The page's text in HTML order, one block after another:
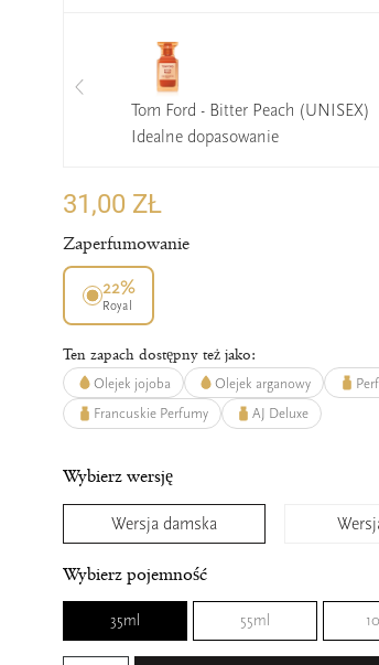
Tom Ford - Bitter Peach (UNISEX)
Idealne dopasowanie
31,00 ZŁ
Zaperfumowanie
22%
Royal
Ten zapach dostępny też jako:
Olejek jojoba Olejek arganowy
Francuskie Perfumy
AJ Deluxe
Wybierz wersję
Wersja damska
Wybierz pojemność
35ml 55ml